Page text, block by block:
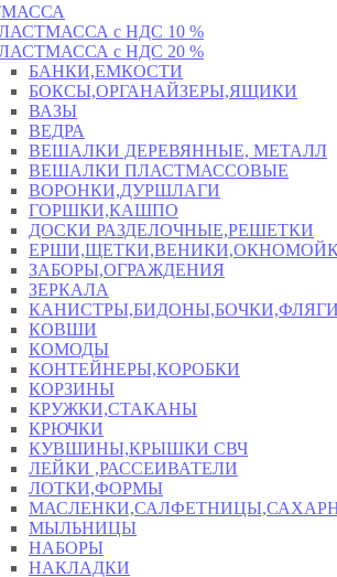
с НДС 10 %
с НДС 20 %
БАНКИ,ЕМКОСТИ
БОКСЫ,ОРГАНАЙЗЕРЫ,ЯЩИКИ
ВАЗЫ
ВЕДРА
ВЕШАЛКИ ДЕРЕВЯННЫЕ, МЕТАЛЛ
ВЕШАЛКИ ПЛАСТМАССОВЫЕ
ВОРОНКИ,ДУРШЛАГИ
ГОРШКИ,КАШПО
ДОСКИ РАЗДЕЛОЧНЫЕ,РЕШЕТКИ
ЗАБОРЫ,ОГРАЖДЕНИЯ
ЗЕРКАЛА
КОВШИ
КОМОДЫ
КОНТЕЙНЕРЫ,КОРОБКИ
КОРЗИНЫ
КРУЖКИ,СТАКАНЫ
КРЮЧКИ
КУВШИНЫ,КРЫШКИ СВЧ
ЛЕЙКИ ,РАССЕИВАТЕЛИ
ЛОТКИ,ФОРМЫ
МЫЛЬНИЦЫ
НАБОРЫ
НАКЛАДКИ